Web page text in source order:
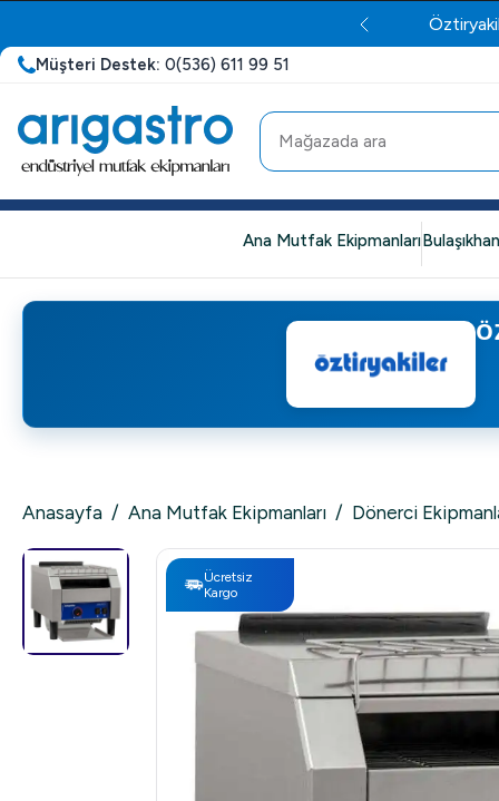
Müşteri Destek: 0(536) 611 99 51
Ana Mutfak Ekipmanları
Anasayfa / Ana Mutfak Ekipmanları / Dönerci
Ücretsiz
Kargo